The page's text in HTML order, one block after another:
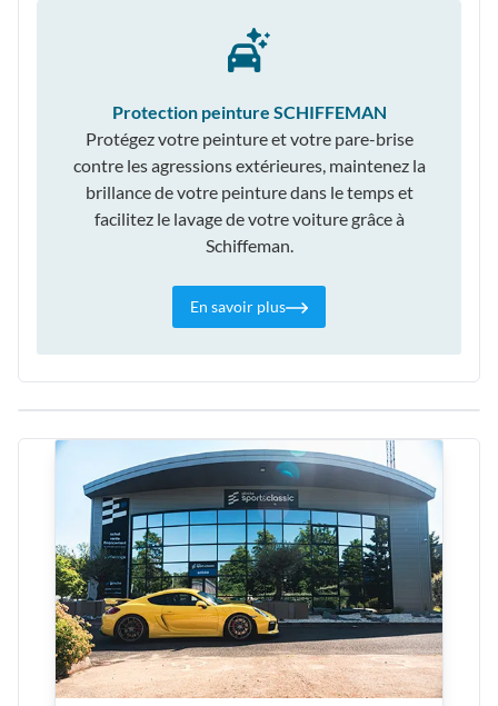
Protection peinture SCHIFFEMAN
Protégez votre peinture et votre pare-brise
contre les agressions extérieures, maintenez la
brillance de votre peinture dans le temps et
facilitez le lavage de votre voiture grâce à
Schiffeman.
En savoir plus